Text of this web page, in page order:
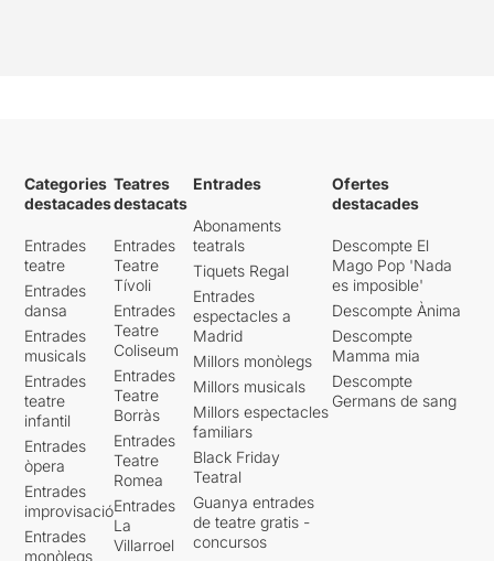
Categories
destacades
Entrades
teatre
Entrades
dansa
Entrades
musicals
Entrades
teatre
infantil
Entrades
òpera
Entrades
improvisació
Entrades
monòlegs
Teatres
destacats
Entrades
Teatre
Tívoli
Entrades
Teatre
Coliseum
Entrades
Teatre
Borràs
Entrades
Teatre
Romea
Entrades
La
Villarroel
Entrades
Abonaments
teatrals
Tiquets Regal
Entrades
espectacles a
Madrid
Millors monòlegs
Millors musicals
Millors espectacles
familiars
Black Friday
Teatral
Guanya entrades
de teatre gratis -
concursos
Ofertes
destacades
Descompte El
Mago Pop 'Nada
es imposible'
Descompte Ànima
Descompte
Mamma mia
Descompte
Germans de sang